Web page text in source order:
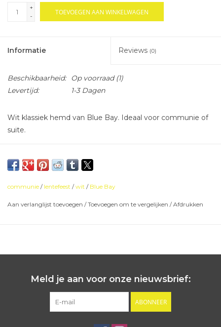
+
-
TOEVOEGEN AAN WINKELWAGEN
Informatie Reviews (0)
Beschikbaarheid: Op voorraad(1)
Levertijd:
1-3 Dagen
Wit klassiek hemd van Blue Bay. Ideaal voor communie of
suite.
communie / lentefeest /wit / Blue Bay
Aan verlanglijst toevoegen /Toevoegen om te vergelijken /Afdrukken
Meld je aan voor onze nieuwsbrief:
ABONNEER